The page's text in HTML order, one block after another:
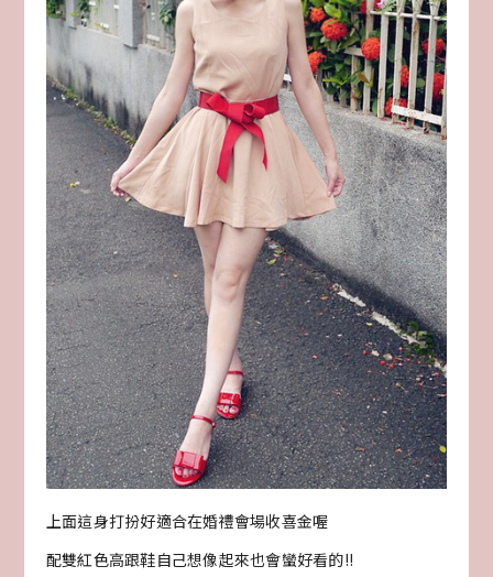
上面這身打扮好適合在婚禮會場收喜金喔
配雙紅色高跟鞋自己想像起來也會蠻好看的!!